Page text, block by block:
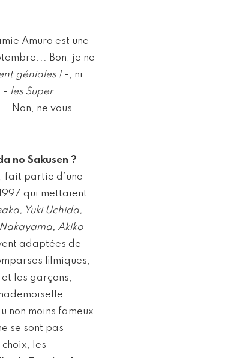
Amuro est une
Bon, je ne
géniales ! -, ni
- les Super
Non, ne vous
no Sakusen ?
fait partie d’une
qui mettaient
Yuki Uchida,
Akiko
adaptées de
filmiques,
et les garçons,
non moins fameux
se sont pas
les